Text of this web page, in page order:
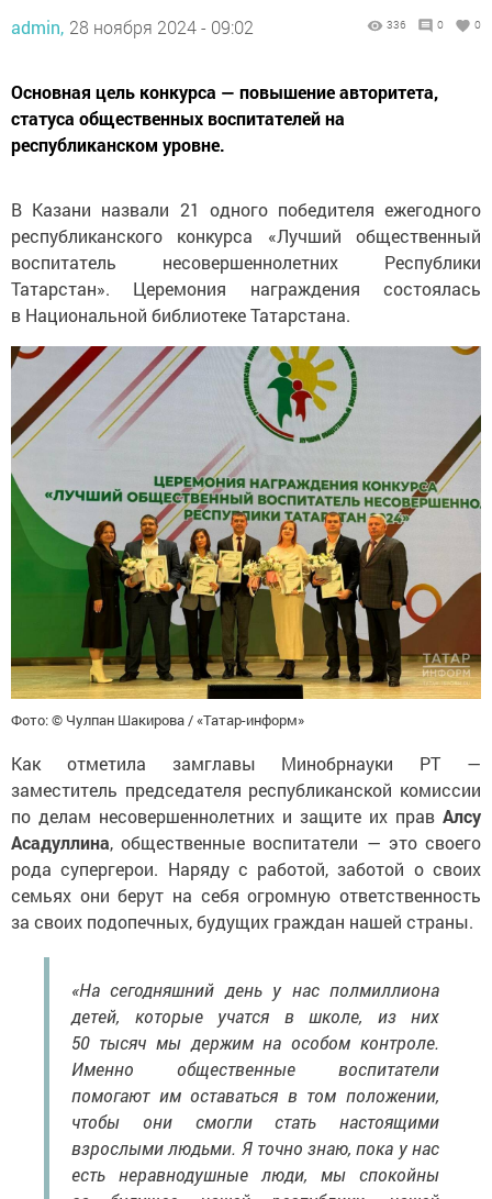
admin, 28 ноября 2024 - 09:02 336 0 0
Основная цель конкурса — повышение авторитета,
статуса общественных воспитателей на
республиканском уровне.
В Казани назвали 21 одного победителя ежегодного
республиканского конкурса «Лучший общественный
воспитатель несовершеннолетних Республики
Татарстан». Церемония награждения состоялась
в Национальной библиотеке Татарстана.
Фото: © Чулпан Шакирова / «Татар-информ»
Как отметила замглавы Минобрнауки РТ —
заместитель председателя республиканской комиссии
по делам несовершеннолетних и защите их прав Алсу
Асадуллина, общественные воспитатели — это своего
рода супергерои. Наряду с работой, заботой о своих
семьях они берут на себя огромную ответственность
за своих подопечных, будущих граждан нашей страны.
«На сегодняшний день у нас полмиллиона
детей, которые учатся в школе, из них
50 тысяч мы держим на особом контроле.
Именно общественные воспитатели
помогают им оставаться в том положении,
чтобы они смогли стать настоящими
взрослыми людьми. Я точно знаю, пока у нас
есть неравнодушные люди, мы спокойны